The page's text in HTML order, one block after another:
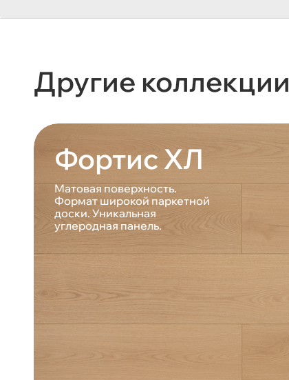
Другие коллекции
Фортис ХЛ
Матовая поверхность.
Формат широкой паркетной
доски. Уникальная
углеродная панель.